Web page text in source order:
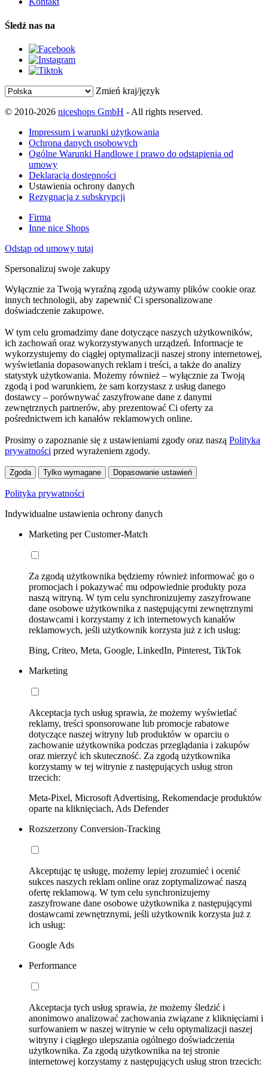
Śledź nas na
Zmień kraj/język
© 2010-2026 niceshops GmbH - All rights reserved.
Impressum i warunki użytkowania
Ochrona danych osobowych
Ogólne Warunki Handlowe i prawo do odstąpienia od
umowy
Deklaracja dostępności
Ustawienia ochrony danych
Rezygnacja z subskrypcji
Firma
Inne nice Shops
Odstąp od umowy tutaj
Spersonalizuj swoje zakupy
Wyłącznie za Twoją wyraźną zgodą używamy plików cookie oraz
innych technologii, aby zapewnić Ci spersonalizowane
doświadczenie zakupowe.
W tym celu gromadzimy dane dotyczące naszych użytkowników,
ich zachowań oraz wykorzystywanych urządzeń. Informacje te
wykorzystujemy do ciągłej optymalizacji naszej strony internetowej,
wyświetlania dopasowanych reklam i treści, a także do analizy
statystyk użytkowania. Możemy również – wyłącznie za Twoją
zgodą i pod warunkiem, że sam korzystasz z usług danego
dostawcy – porównywać zaszyfrowane dane z danymi
zewnętrznych partnerów, aby prezentować Ci oferty za
pośrednictwem ich kanałów reklamowych online.
Prosimy o zapoznanie się z ustawieniami zgody oraz naszą Polityką
prywatności przed wyrażeniem zgody.
Zgoda Tylko wymagane Dopasowanie ustawień
Polityka prywatności
Indywidualne ustawienia ochrony danych
Marketing per Customer-Match
Za zgodą użytkownika będziemy również informować go o
promocjach i pokazywać mu odpowiednie produkty poza
naszą witryną. W tym celu synchronizujemy zaszyfrowane
dane osobowe użytkownika z następującymi zewnętrznymi
dostawcami i korzystamy z ich internetowych kanałów
reklamowych, jeśli użytkownik korzysta już z ich usług:
Bing, Criteo, Meta, Google, LinkedIn, Pinterest, TikTok
Marketing
Akceptacja tych usług sprawia, że możemy wyświetlać
reklamy, treści sponsorowane lub promocje rabatowe
dotyczące naszej witryny lub produktów w oparciu o
zachowanie użytkownika podczas przeglądania i zakupów
oraz mierzyć ich skuteczność. Za zgodą użytkownika
korzystamy w tej witrynie z następujących usług stron
trzecich:
Meta-Pixel, Microsoft Advertising, Rekomendacje produktów
oparte na kliknięciach, Ads Defender
Rozszerzony Conversion-Tracking
Akceptując tę usługę, możemy lepiej zrozumieć i ocenić
sukces naszych reklam online oraz zoptymalizować naszą
ofertę reklamową. W tym celu synchronizujemy
zaszyfrowane dane osobowe użytkownika z następującymi
dostawcami zewnętrznymi, jeśli użytkownik korzysta już z
ich usług:
Google Ads
Performance
Akceptacja tych usług sprawia, że możemy śledzić i
anonimowo analizować zachowania związane z kliknięciami i
surfowaniem w naszej witrynie w celu optymalizacji naszej
witryny i ciągłego ulepszania ogólnego doświadczenia
użytkownika. Za zgodą użytkownika na tej stronie
internetowej korzystamy z następujących usług stron trzecich: